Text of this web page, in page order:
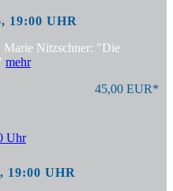
19:00 UHR
Marie Nitzschner: "Die
mehr
45,00 EUR*
19:00 UHR